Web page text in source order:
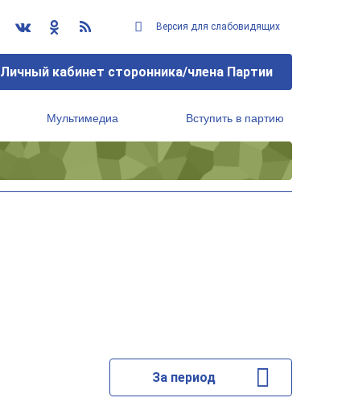
Версия для слабовидящих
Личный кабинет сторонника/члена Партии
Мультимедиа Вступить в партию
За период